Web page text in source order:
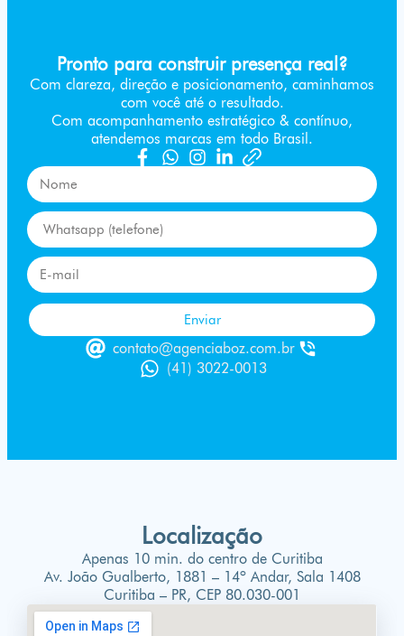
Pronto para construir presença real?
Com clareza, direção e posicionamento, caminhamos
com você até o resultado.
Com acompanhamento estratégico & contínuo,
atendemos marcas em todo Brasil.
Enviar
contato@agenciaboz.com.br
(41) 3022-0013
Localização
Apenas 10 min. do centro de Curitiba
Av. João Gualberto, 1881 – 14º Andar, Sala 1408
Curitiba – PR, CEP 80.030-001